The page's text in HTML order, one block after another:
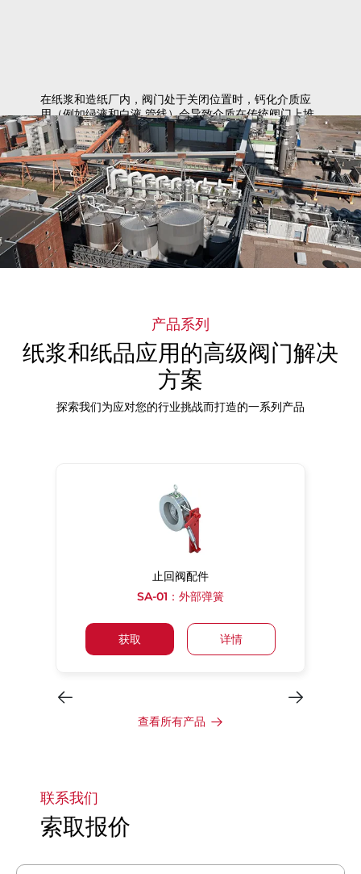
在纸浆和造纸厂内，阀门处于关闭位置时，钙化介质应
用（例如绿液和白液 管线）会导致介质在传统阀门上堆
积，从而使阀门过早泄漏、无法操作，甚至出现阀杆扭
曲或剪切。
了解更多
产品系列
纸浆和纸品应用的高级阀门解决
方案
探索我们为应对您的行业挑战而打造的一系列产品
止回阀配件
SA-01：外部弹簧
获取 详情
查看所有产品
联系我们
索取报价